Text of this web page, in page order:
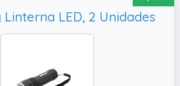
LED, 2 Unidades